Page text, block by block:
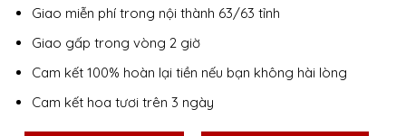
Giao miễn phí trong nội thành 63/63 tỉnh
Giao gấp trong vòng 2 giờ
Cam kết 100% hoàn lại tiền nếu bạn không hài lòng
Cam kết hoa tươi trên 3 ngày